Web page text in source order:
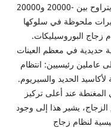
حرارة الغرفة تحت تأثير مجال مغناطيسي يتراوح بين -20000 و20000
ملحوظة في سلوكها
زجاج البوروسيليكات.
حديدية في معظم العينات
عاملين رئيسيين: انتظام
الحديد والسيريوم.
عند أعلى تركيز
مول%) في نظام الزجاج، يشير هذا إلى وجود
لنظام زجاج